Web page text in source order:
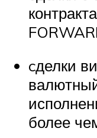
cделки
более